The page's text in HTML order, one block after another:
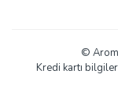
©
Kredi kartı